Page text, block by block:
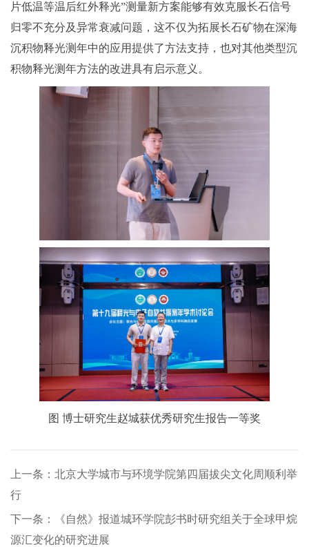
片低温等温后红外释光”测量新方案能够有效克服长石信号
归零不充分及异常衰减问题，这不仅为拓展长石矿物在深海
沉积物释光测年中的应用提供了方法支持，也对其他类型沉
积物释光测年方法的改进具有启示意义。
图 博士研究生赵城获优秀研究生报告一等奖
上一条：北京大学城市与环境学院第四届拔尖文化周顺利举
行
下一条：《自然》报道城环学院彭书时研究组关于全球甲烷
源汇变化的研究进展